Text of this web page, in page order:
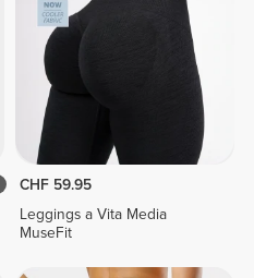
CHF 59.95
Leggings a Vita Media
MuseFit